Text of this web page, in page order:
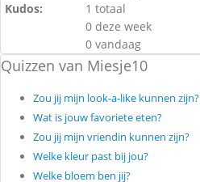
Kudos:
1 totaal
0 deze week
0 vandaag
Quizzen van Miesje10
Zou jij mijn look-a-like kunnen zijn?
Wat is jouw favoriete eten?
Zou jij mijn vriendin kunnen zijn?
Welke kleur past bij jou?
Welke bloem ben jij?